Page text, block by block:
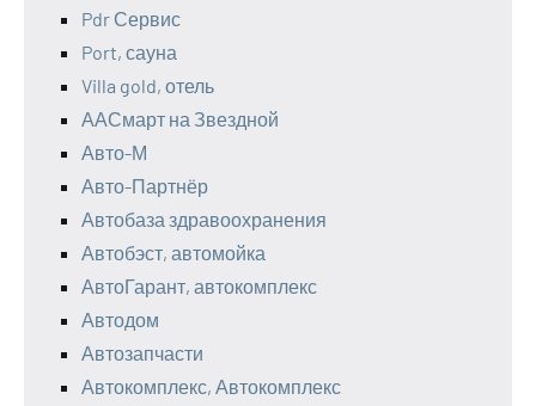
Pdr Сервис
Port, сауна
Villa gold, отель
ААСмарт на Звездной
Авто-М
Авто-Партнёр
Автобаза здравоохранения
Автобэст, автомойка
АвтоГарант, автокомплекс
Автодом
Автозапчасти
Автокомплекс, Автокомплекс